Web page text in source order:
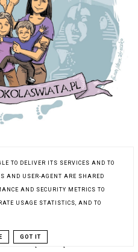
FACEBOOKU !
świata
NASZĄ PRACĘ
TO DELIVER ITS SERVICES AND TO
AND USER-AGENT ARE SHARED
AND SECURITY METRICS TO
USAGE STATISTICS, AND TO
GOT IT